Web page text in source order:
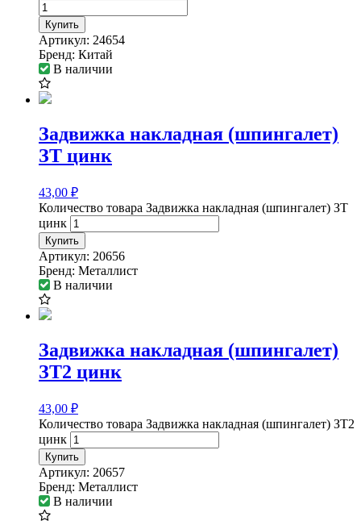
Купить
Артикул: 24654
Бренд: Китай
В наличии
Задвижка накладная (шпингалет)
ЗТ цинк
43,00 ₽
Количество товара Задвижка накладная (шпингалет) ЗТ
цинк
Купить
Артикул: 20656
Бренд: Металлист
В наличии
Задвижка накладная (шпингалет)
ЗТ2 цинк
43,00 ₽
Количество товара Задвижка накладная (шпингалет) ЗТ2
цинк
Купить
Артикул: 20657
Бренд: Металлист
В наличии